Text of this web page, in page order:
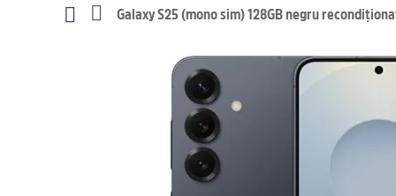
Galaxy S25 (mono sim) 128GB negru